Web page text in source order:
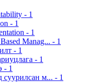
- 1
- 1
- 1
Manag... - 1
- 1
- 1
- 1
суурилсан м... - 1